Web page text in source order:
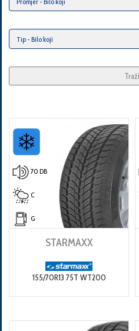
Traži
70 DB
C
G
STARMAXX
155/70R13 75T WT200